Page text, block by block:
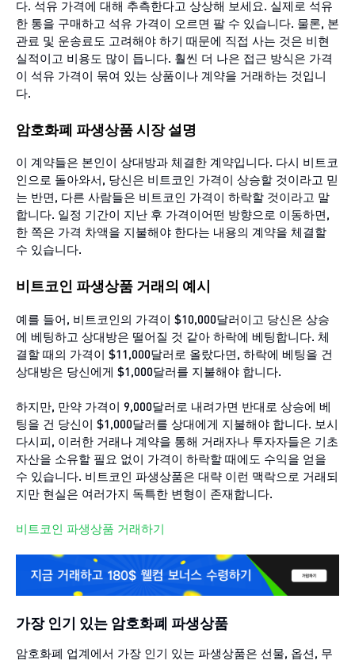
다. 석유 가격에 대해 추측한다고 상상해 보세요. 실제로 석유
한 통을 구매하고 석유 가격이 오르면 팔 수 있습니다. 물론, 본
관료 및 운송료도 고려해야 하기 때문에 직접 사는 것은 비현
실적이고 비용도 많이 듭니다. 훨씬 더 나은 접근 방식은 가격
이 석유 가격이 묶여 있는 상품이나 계약을 거래하는 것입니
다.
암호화폐 파생상품 시장 설명
이 계약들은 본인이 상대방과 체결한 계약입니다. 다시 비트코
인으로 돌아와서, 당신은 비트코인 가격이 상승할 것이라고 믿
는 반면, 다른 사람들은 비트코인 가격이 하락할 것이라고 말
합니다. 일정 기간이 지난 후 가격이어떤 방향으로 이동하면,
한 쪽은 가격 차액을 지불해야 한다는 내용의 계약을 체결할
수 있습니다.
비트코인 파생상품 거래의 예시
예를 들어, 비트코인의 가격이 $10,000달러이고 당신은 상승
에 베팅하고 상대방은 떨어질 것 같아 하락에 베팅합니다. 체
결할 때의 가격이 $11,000달러로 올랐다면, 하락에 베팅을 건
상대방은 당신에게 $1,000달러를 지불해야 합니다.
하지만, 만약 가격이 9,000달러로 내려가면 반대로 상승에 베
팅을 건 당신이 $1,000달러를 상대에게 지불해야 합니다. 보시
다시피, 이러한 거래나 계약을 통해 거래자나 투자자들은 기초
자산을 소유할 필요 없이 가격이 하락할 때에도 수익을 얻을
수 있습니다. 비트코인 파생상품은 대략 이런 맥락으로 거래되
지만 현실은 여러가지 독특한 변형이 존재합니다.
비트코인 파생상품 거래하기
가장 인기 있는 암호화폐 파생상품
암호화폐 업계에서 가장 인기 있는 파생상품은 선물, 옵션, 무